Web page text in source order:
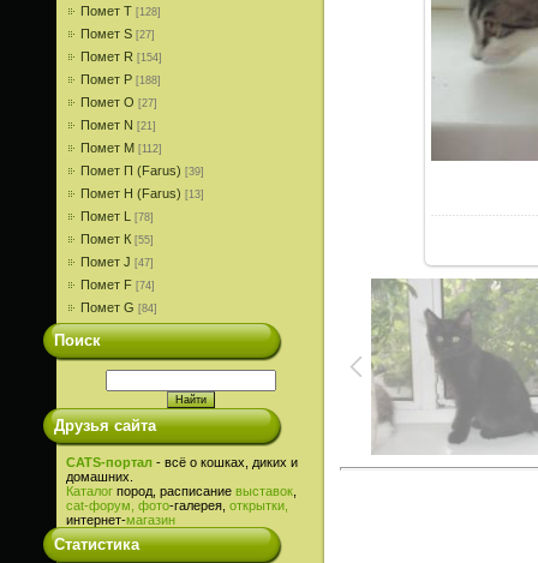
Помет T [128]
Помет S [27]
Помет R [154]
Помет P [188]
Помет О [27]
Помет N [21]
Помет M [112]
Помет П (Farus) [39]
Помет Н (Farus) [13]
Помет L [78]
Помет К [55]
Помет J [47]
Помет F [74]
Помет G [84]
Поиск
Друзья сайта
CATS-портал - всё о кошках, диких и
домашних.
Каталог пород, расписание выставок
cat-форум, фото-галерея, открытки,
интернет-магазин
Статистика